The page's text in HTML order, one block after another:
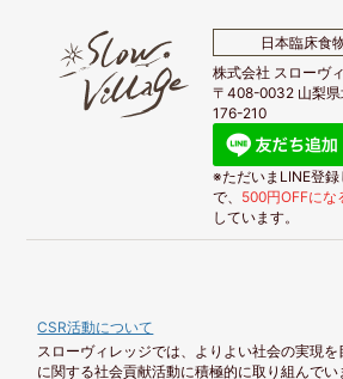
日本臨床食
株式会社 スローヴ
〒408-0032 山梨県
176-210
※ただいまLINE登
で、 500円OFFにな
しています。
CSR活動について
スローヴィレッジでは、よりよい社会の実現
に関する社会貢献活動に積極的に取り組んで